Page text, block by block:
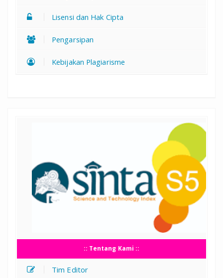
Lisensi dan Hak Cipta
Pengarsipan
Kebijakan Plagiarisme
:: Tentang Kami ::
Tim Editor